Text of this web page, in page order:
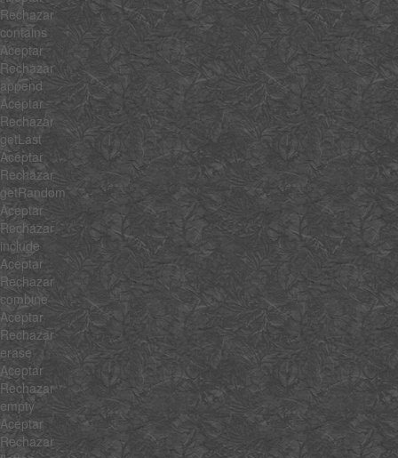
Rechazar
contains
Aceptar
Rechazar
append
Aceptar
Rechazar
getLast
Aceptar
Rechazar
getRandom
Aceptar
Rechazar
include
Aceptar
Rechazar
combine
Aceptar
Rechazar
erase
Aceptar
Rechazar
empty
Aceptar
Rechazar